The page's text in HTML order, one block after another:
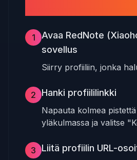
1
Avaa RedNote
sovellus
Siirry profiiliin, jonka
2 Hanki profiililinkki
Napauta kolmea
yläkulmassa ja valitse
3 Liitä profiilin URL-